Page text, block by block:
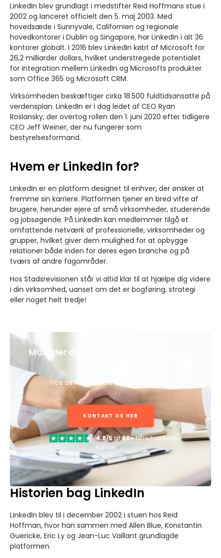
LinkedIn blev grundlagt i medstifter Reid Hoffmans stue i
2002 og lanceret officielt den 5. maj 2003. Med
hovedsæde i Sunnyvale, Californien og regionale
hovedkontorer i Dublin og Singapore, har LinkedIn i alt 36
kontorer globalt. I 2016 blev LinkedIn købt af Microsoft for
26,2 milliarder dollars, hvilket understregede potentialet
for integration mellem LinkedIn og Microsofts produkter
som Office 365 og Microsoft CRM.
Virksomheden beskæftiger cirka 18.500 fuldtidsansatte på
verdensplan. LinkedIn er i dag ledet af CEO Ryan
Roslansky, der overtog rollen den 1. juni 2020 efter tidligere
CEO Jeff Weiner, der nu fungerer som
bestyrelsesformand.
Hvem er LinkedIn for?
LinkedIn er en platform designet til enhver, der ønsker at
fremme sin karriere. Platformen tjener en bred vifte af
brugere, herunder ejere af små virksomheder, studerende
og jobsøgende. På LinkedIn kan medlemmer tilgå et
omfattende netværk af professionelle, virksomheder og
grupper, hvilket giver dem mulighed for at opbygge
relationer både inden for deres egen branche og på
tværs af andre fagområder.
Hos Stadsrevisionen står vi altid klar til at hjælpe dig videre
i din virksomhed, uanset om det er bogføring, strategi
eller noget helt tredje!
Mangler du professionel rådgivning
Hos os får du altid en fast rådgiver!
KONTAKT OS HER
4.8/5af60+tilfredsstillede
kunder
Historien bag LinkedIn
LinkedIn blev til i december 2002 i stuen hos Reid
Hoffman, hvor han sammen med Allen Blue, Konstantin
Guericke, Eric Ly og Jean-Luc Vaillant grundlagde
platformen.